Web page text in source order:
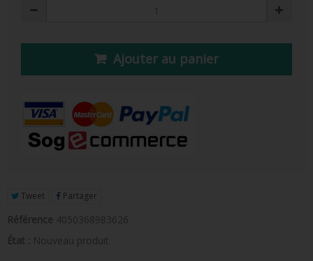
FIGURINE POP AD ICONS
FIGURINE POP ROYALS FAMILY
FIGURINE POP RETRO TOYS
FIGURINES POP AUTRES COMICS
FUNKO VINYL SODA
FUNKO POP PIN
Ajouter au panier
Tweet Partager
Référence 4050368983626
État : Nouveau produit